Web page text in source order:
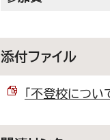
添付ファイル
「不登校につ